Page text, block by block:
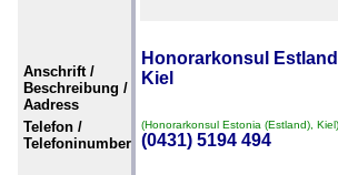
Anschrift /
Beschreibung /
Aadress
Honorarkonsul
Kiel
Telefon /
Telefoninumber
(Honorarkonsul Estonia (Estland), Kiel)
(0431) 5194 494